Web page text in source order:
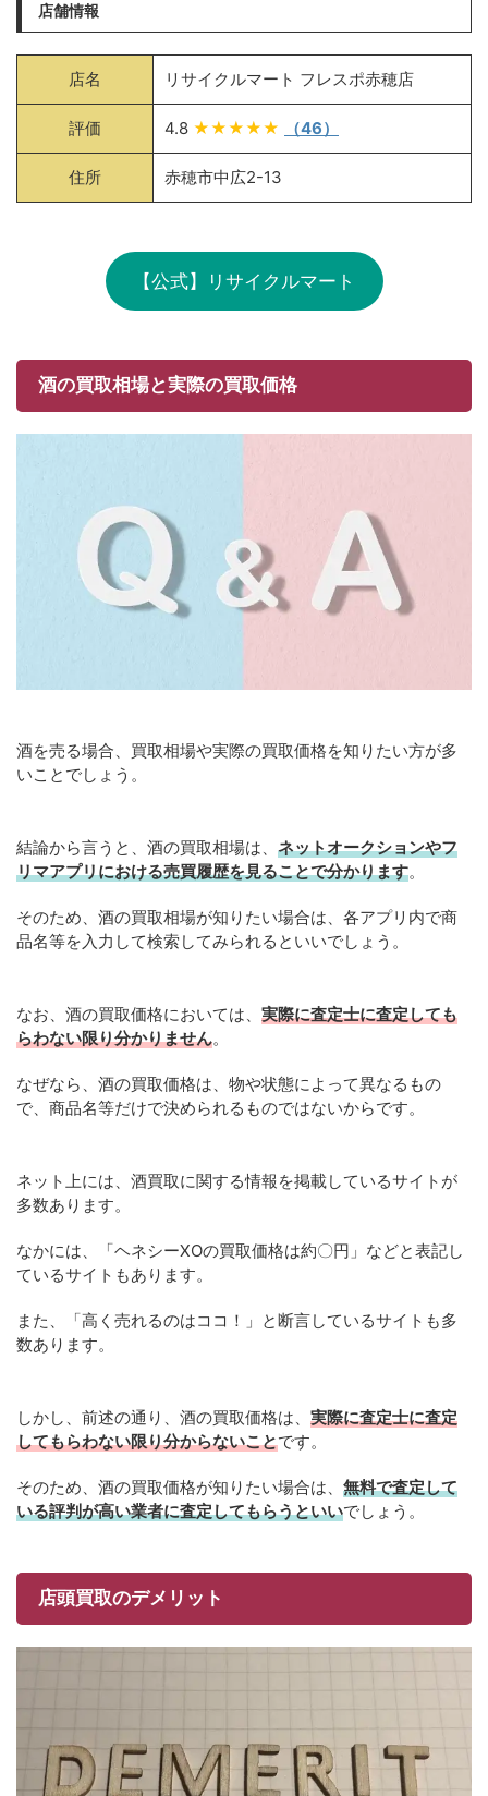
店舗情報
店名 リサイクルマート フレスポ赤穂店
評価 4.8 ★★★★★ （46）
住所 赤穂市中広2-13
【公式】リサイクルマート
酒の買取相場と実際の買取価格
酒を売る場合、買取相場や実際の買取価格を知りたい方が多
いことでしょう。
結論から言うと、酒の買取相場は、 ネットオークションやフ
リマアプリにおける売買履歴を見ることで分かります。
そのため、酒の買取相場が知りたい場合は、各アプリ内で商
品名等を入力して検索してみられるといいでしょう。
なお、酒の買取価格においては、 実際に査定士に査定しても
らわない限り分かりません。
なぜなら、酒の買取価格は、物や状態によって異なるもの
で、商品名等だけで決められるものではないからです。
ネット上には、酒買取に関する情報を掲載しているサイトが
多数あります。
なかには、「ヘネシーXOの買取価格は約〇円」などと表記し
ているサイトもあります。
また、「高く売れるのはココ！」と断言しているサイトも多
数あります。
しかし、前述の通り、酒の買取価格は、 実際に査定士に査定
してもらわない限り分からないことです。
そのため、酒の買取価格が知りたい場合は、 無料で査定して
いる評判が高い業者に査定してもらうといいでしょう。
店頭買取のデメリット